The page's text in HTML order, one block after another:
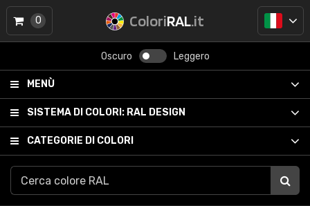
ColoriRAL.it
Oscuro Leggero
MENÙ
SISTEMA DI COLORI: RAL DESIGN
CATEGORIE DI COLORI
0